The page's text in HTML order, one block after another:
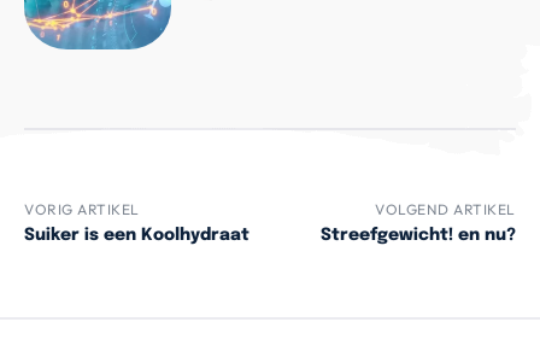
VORIG ARTIKEL
Suiker is een Koolhydraat
VOLGEND ARTIKEL
Streefgewicht! en nu?